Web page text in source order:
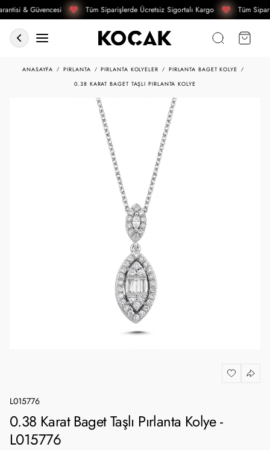
& Güvencesi Tüm Siparişlerde Ücretsiz Sigortalı Kargo Tüm
ANASAYFA PIRLANTA PIRLANTA KOLYELER
PIRLANTA BAGET KOLYE
0.38 KARAT BAGET TAŞLI PIRLANTA KOLYE
L015776
0.38 Karat Baget Taşlı Pırlanta Kolye -
L015776